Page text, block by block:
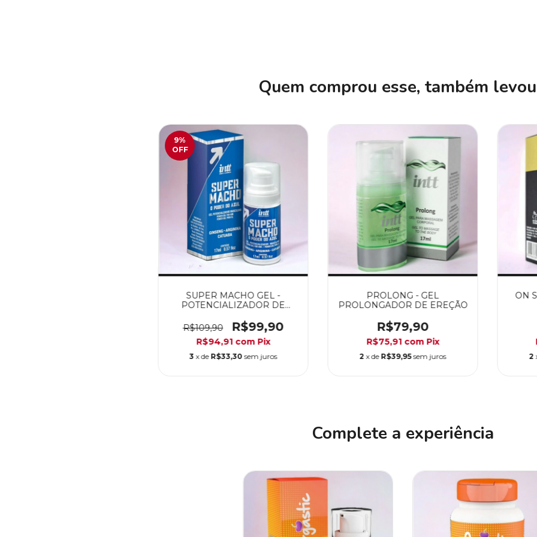
Quem comprou esse, também
9%
OFF
SUPER MACHO GEL -
POTENCIALIZADOR DE
RETARDA
R$109,90 R$99,90
R$94,91 com Pix
3 x de R$33,30 sem juros
PROLONG - GEL
PROLONGADOR DE EREÇÃO
R$79,90
R$75,91 com Pix
2 x de R$39,95 sem juros
ON
2
Complete a experiência